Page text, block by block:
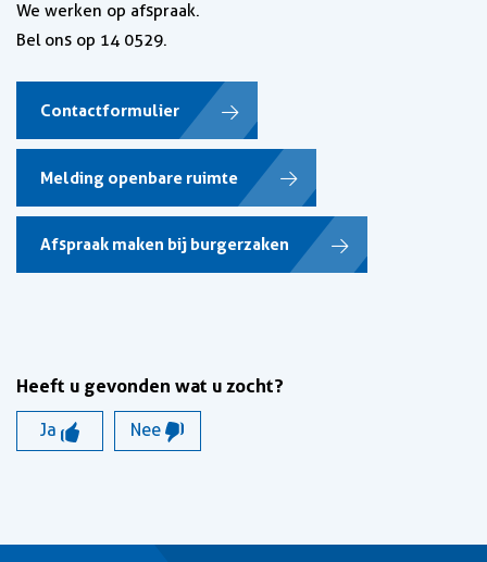
We werken op afspraak.
Bel ons op 14 0529.
Contactformulier
Melding openbare ruimte
Afspraak maken bij burgerzaken
Heeft u gevonden wat u zocht?
Ja Nee